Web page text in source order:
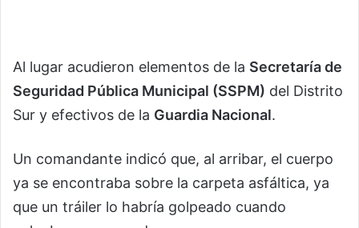
Al lugar acudieron elementos de la Secretaría de
Seguridad Pública Municipal (SSPM) del Distrito
Sur y efectivos de la Guardia Nacional.
Un comandante indicó que, al arribar, el cuerpo
ya se encontraba sobre la carpeta asfáltica, ya
que un tráiler lo habría golpeado cuando